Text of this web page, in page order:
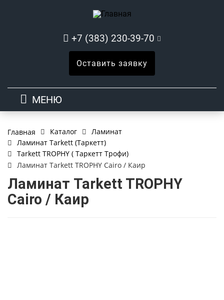
+7 (383) 230-39-70
Оставить заявку
МЕНЮ
Главная Каталог
Ламинат
Ламинат Tarkett (Таркетт)
Tarkett TROPHY ( Таркетт Трофи)
Ламинат Tarkett TROPHY Cairo / Каир
Ламинат Tarkett TROPHY
Cairo / Каир